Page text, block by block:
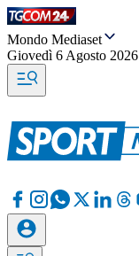
Mondo Mediaset
Giovedì 6 Agosto 2026